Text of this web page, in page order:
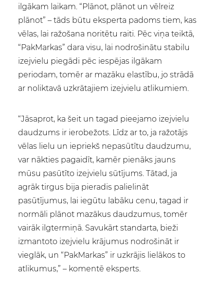
ilgākam laikam. “Plānot, plānot un vēlreiz
plānot” – tāds būtu eksperta padoms tiem, kas
vēlas, lai ražošana noritētu raiti. Pēc viņa teiktā,
“PakMarkas” dara visu, lai nodrošinātu stabilu
izejvielu piegādi pēc iespējas ilgākam
periodam, tomēr ar mazāku elastību, jo strādā
ar noliktavā uzkrātajiem izejvielu atlikumiem.
“Jāsaprot, ka šeit un tagad pieejamo izejvielu
daudzums ir ierobežots. Līdz ar to, ja ražotājs
vēlas lielu un iepriekš nepasūtītu daudzumu,
var nākties pagaidīt, kamēr pienāks jauns
mūsu pasūtīto izejvielu sūtījums. Tātad, ja
agrāk tirgus bija pieradis palielināt
pasūtījumus, lai iegūtu labāku cenu, tagad ir
normāli plānot mazākus daudzumus, tomēr
vairāk ilgtermiņā. Savukārt standarta, bieži
izmantoto izejvielu krājumus nodrošināt ir
vieglāk, un “PakMarkas” ir uzkrājis lielākos to
atlikumus,” – komentē eksperts.